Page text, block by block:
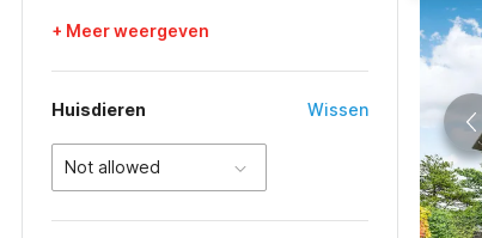
+ Meer weergeven
Huisdieren Wissen
Not allowed